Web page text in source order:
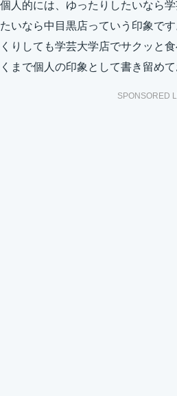
個人的には、ゆったりしたいなら
たいなら中目黒店っていう印象で
くりしても学芸大学店でサクッと
くまで個人の印象として書き留めて
SPONSORED